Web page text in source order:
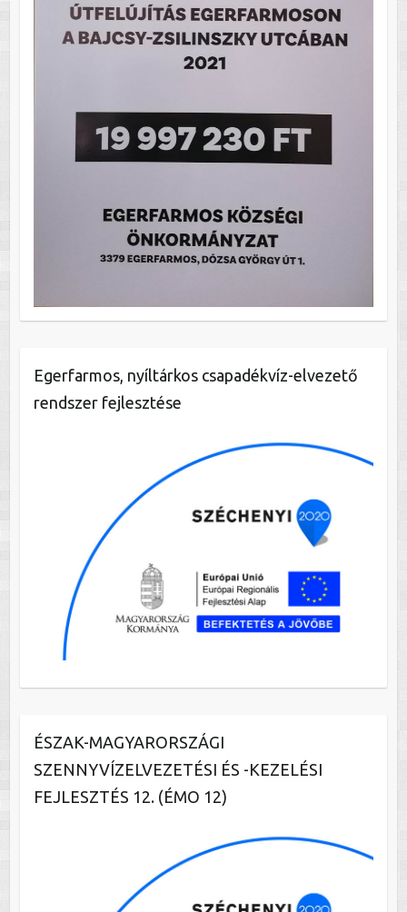
Egerfarmos, nyíltárkos csapadékvíz-elvezető
rendszer fejlesztése
ÉSZAK-MAGYARORSZÁGI
SZENNYVÍZELVEZETÉSI ÉS -KEZELÉSI
FEJLESZTÉS 12. (ÉMO 12)